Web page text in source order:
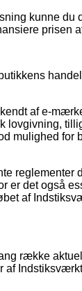
kunne du
prisen
af e-
lovgivning,
mulighed for
reglementer
er det også
af
række
af